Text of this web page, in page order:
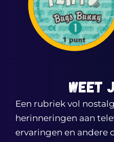
WEET
Een rubriek vol
herinneringen aan
ervaringen en andere